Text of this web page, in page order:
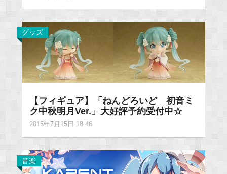
グッズ
【フィギュア】「ねんどろいど 初音ミ
ク中秋明月Ver.」大好評予約受付中☆
2015年7月15日 18:46
音楽